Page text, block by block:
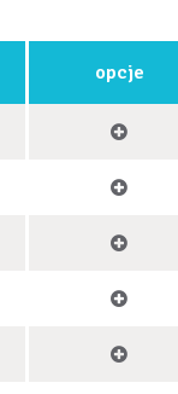
opcje